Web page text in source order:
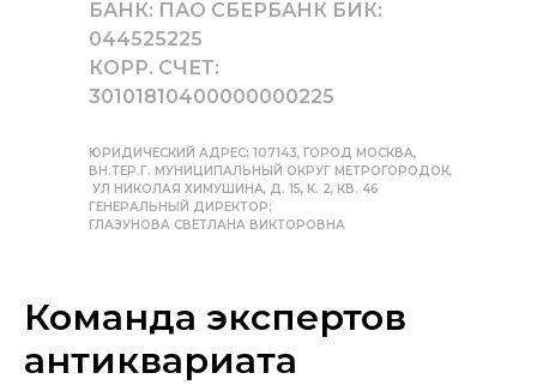
БАНК: ПАО СБЕРБАНК БИК:
044525225
КОРР. СЧЕТ:
30101810400000000225
ЮРИДИЧЕСКИЙ АДРЕС: 107143, ГОРОД МОСКВА,
ВН.ТЕР.Г. МУНИЦИПАЛЬНЫЙ ОКРУГ МЕТРОГОРОДОК,
УЛ НИКОЛАЯ ХИМУШИНА, Д. 15, К. 2, КВ. 46
ГЕНЕРАЛЬНЫЙ ДИРЕКТОР:
ГЛАЗУНОВА СВЕТЛАНА ВИКТОРОВНА
Команда экспертов
антиквариата